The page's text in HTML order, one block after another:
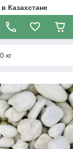
Казахстане
кг